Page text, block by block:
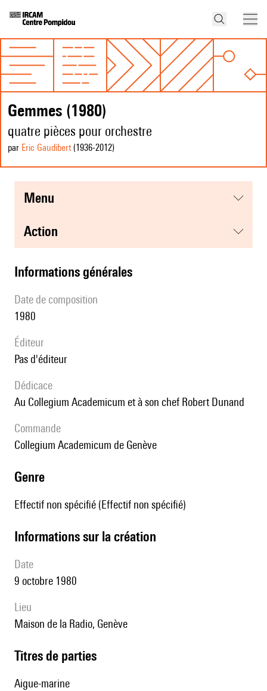
Gemmes (1980)
quatre pièces pour orchestre
par Eric Gaudibert(1936-2012)
menu
action
informations générales
date de composition
1980
éditeur
pas d'éditeur
Dédicace
Au Collegium Academicum et à son chef Robert Dunand
Commande
Collegium Academicum de Genève
genre
Effectif non spécifié (Effectif non spécifié)
informations sur la création
date
9 octobre 1980
lieu
Maison de la Radio, Genève
Titres de parties
Aigue-marine